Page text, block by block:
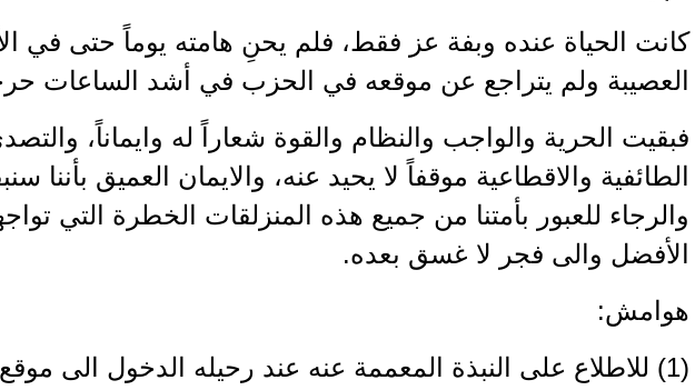
كانت الحياة عنده وبفة عز فقط، فلم يحنِ هامته يوماً حتى في
العصيبة ولم يتراجع عن موقعه في الحزب في أشد الساعات
فبقيت الحرية والواجب والنظام والقوة شعاراً له وايماناً،
الطائفية والاقطاعية موقفاً لا يحيد عنه، والايمان العميق بأننا
والرجاء للعبور بأمتنا من جميع هذه المنزلقات الخطرة التي
الأفضل والى فجر لا غسق بعده.
هوامش:
(1) للاطلاع على النبذة المعممة عنه عند رحيله الدخول الى